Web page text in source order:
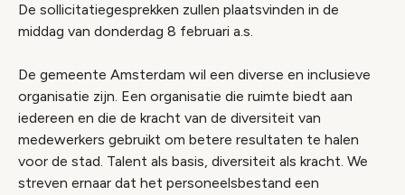
De sollicitatiegesprekken zullen plaatsvinden in de
middag van donderdag 8 februari a.s.
De gemeente Amsterdam wil een diverse en inclusieve
organisatie zijn. Een organisatie die ruimte biedt aan
iedereen en die de kracht van de diversiteit van
medewerkers gebruikt om betere resultaten te halen
voor de stad. Talent als basis, diversiteit als kracht. We
streven ernaar dat het personeelsbestand een